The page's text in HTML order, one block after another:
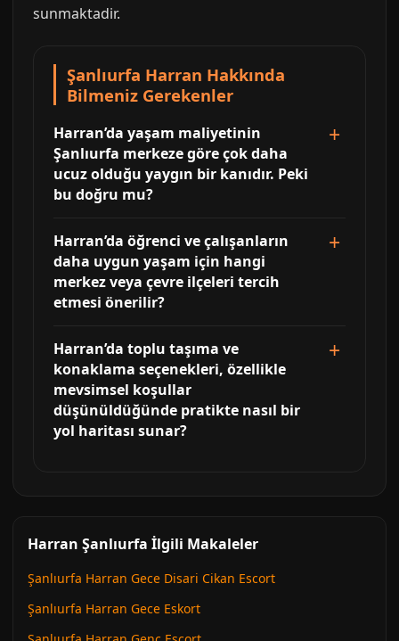
sunmaktadir.
Şanlıurfa Harran Hakkında
Bilmeniz Gerekenler
Harran’da yaşam maliyetinin
Şanlıurfa merkeze göre çok daha
ucuz olduğu yaygın bir kanıdır. Peki
bu doğru mu?
Harran’da öğrenci ve çalışanların
daha uygun yaşam için hangi
merkez veya çevre ilçeleri tercih
etmesi önerilir?
Harran’da toplu taşıma ve
konaklama seçenekleri, özellikle
mevsimsel koşullar
düşünüldüğünde pratikte nasıl bir
yol haritası sunar?
Harran Şanlıurfa İlgili Makaleler
Şanlıurfa Harran Gece Disari Cikan Escort
Şanlıurfa Harran Gece Eskort